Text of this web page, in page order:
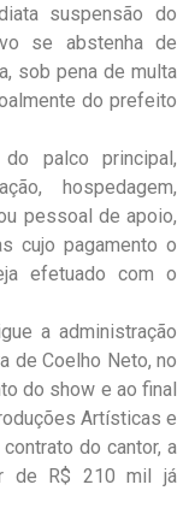
suspensão do
se abstenha de
sob pena de multa
do prefeito
palco principal,
hospedagem,
pessoal de apoio,
cujo pagamento o
efetuado com o
a administração
de Coelho Neto, no
do show e ao final
Artísticas e
do cantor, a
de R$ 210 mil já